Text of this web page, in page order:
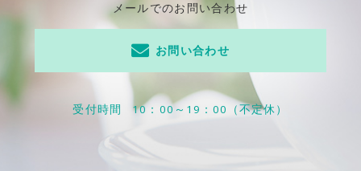
メールでのお問い合わせ
お問い合わせ
受付時間 10：00～19：00（不定休）